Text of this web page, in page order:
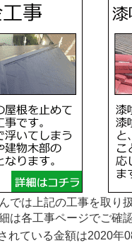
では上記の工事を取り
は各工事ページでご確
ている金額は2020年